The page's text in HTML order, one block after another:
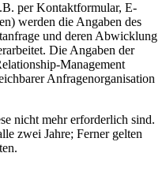
per Kontaktformular, E-
werden die Angaben des
und deren Abwicklung
Die Angaben der
Management
Anfragenorganisation
nicht mehr erforderlich sind.
zwei Jahre; Ferner gelten